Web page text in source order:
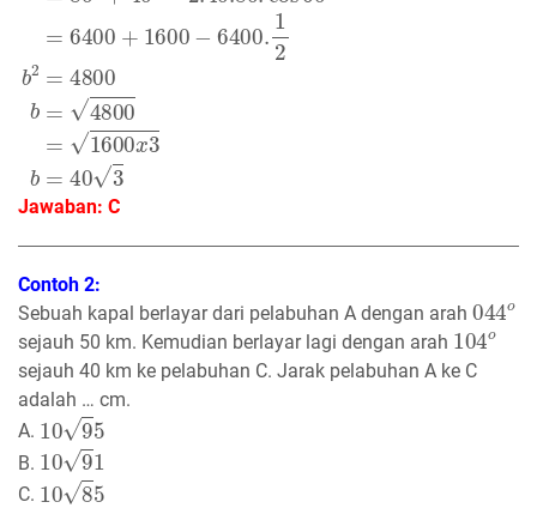
− 2+
Jawaban: C
Contoh 2:
Sebuah kapal berlayar dari pelabuhan A dengan arah
044o
sejauh 50 km. Kemudian berlayar lagi dengan arah
104o
sejauh 40 km ke pelabuhan C. Jarak pelabuhan A ke C
adalah … cm.
A.
10 95
B.
10 91
C.
10 85